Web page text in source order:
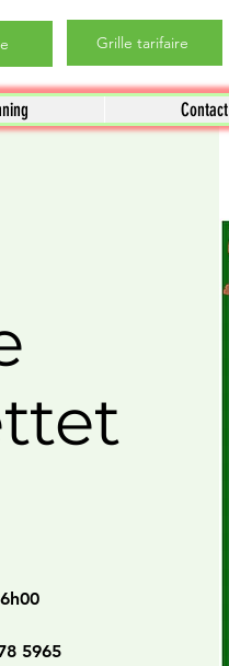
Grille tarifaire
Contact
5965